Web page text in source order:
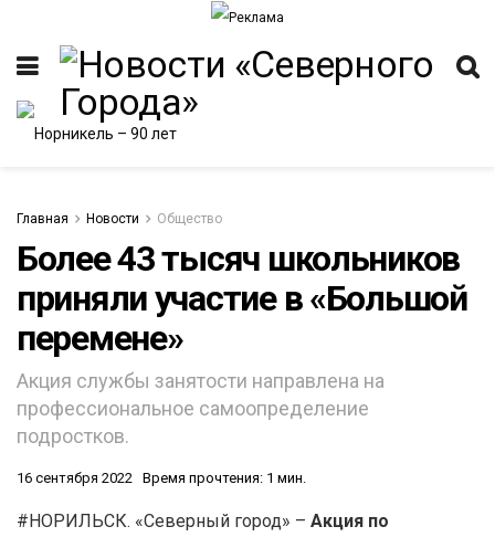
Главная Новости Общество
Более 43 тысяч школьников
приняли участие в «Большой
перемене»
Акция службы занятости направлена на
профессиональное самоопределение
подростков.
16 сентября 2022 Время прочтения: 1 мин.
#НОРИЛЬСК. «Северный город» – Акция по